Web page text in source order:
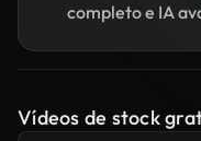
completo e IA
Vídeos de stock